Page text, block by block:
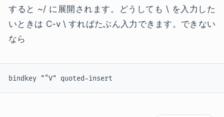
すると ~/ に展開されます。どうしても \ を入力した
いときは C-v \ すればたぶん入力できます。できない
なら
bindkey "^V" quoted-insert